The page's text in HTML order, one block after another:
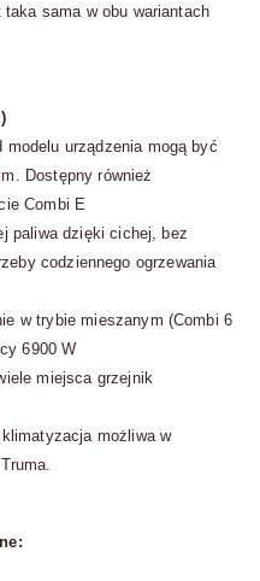
sama w obu wariantach
modelu urządzenia mogą być
Dostępny również
Combi E
paliwa dzięki cichej, bez
codziennego ogrzewania
w trybie mieszanym (Combi 6
6900 W
miejsca grzejnik
możliwa w